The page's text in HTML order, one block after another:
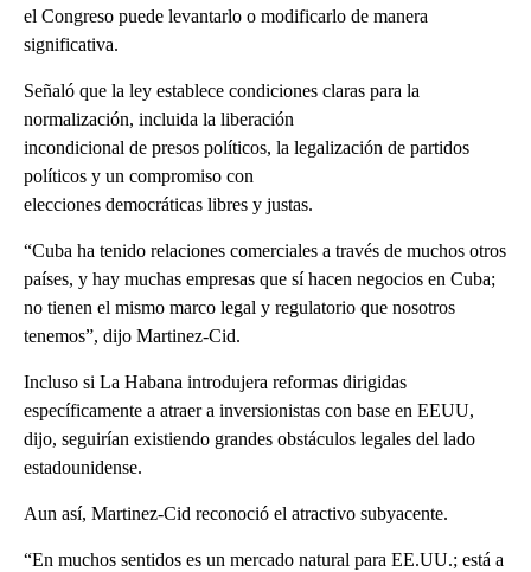
el Congreso puede levantarlo o modificarlo de manera
significativa.
Señaló que la ley establece condiciones claras para la
normalización, incluida la liberación
incondicional de presos políticos, la legalización de partidos
políticos y un compromiso con
elecciones democráticas libres y justas.
“Cuba ha tenido relaciones comerciales a través de muchos otros
países, y hay muchas empresas que sí hacen negocios en Cuba;
no tienen el mismo marco legal y regulatorio que nosotros
tenemos”, dijo Martinez-Cid.
Incluso si La Habana introdujera reformas dirigidas
específicamente a atraer a inversionistas con base en EEUU,
dijo, seguirían existiendo grandes obstáculos legales del lado
estadounidense.
Aun así, Martinez-Cid reconoció el atractivo subyacente.
“En muchos sentidos es un mercado natural para EE.UU.; está a